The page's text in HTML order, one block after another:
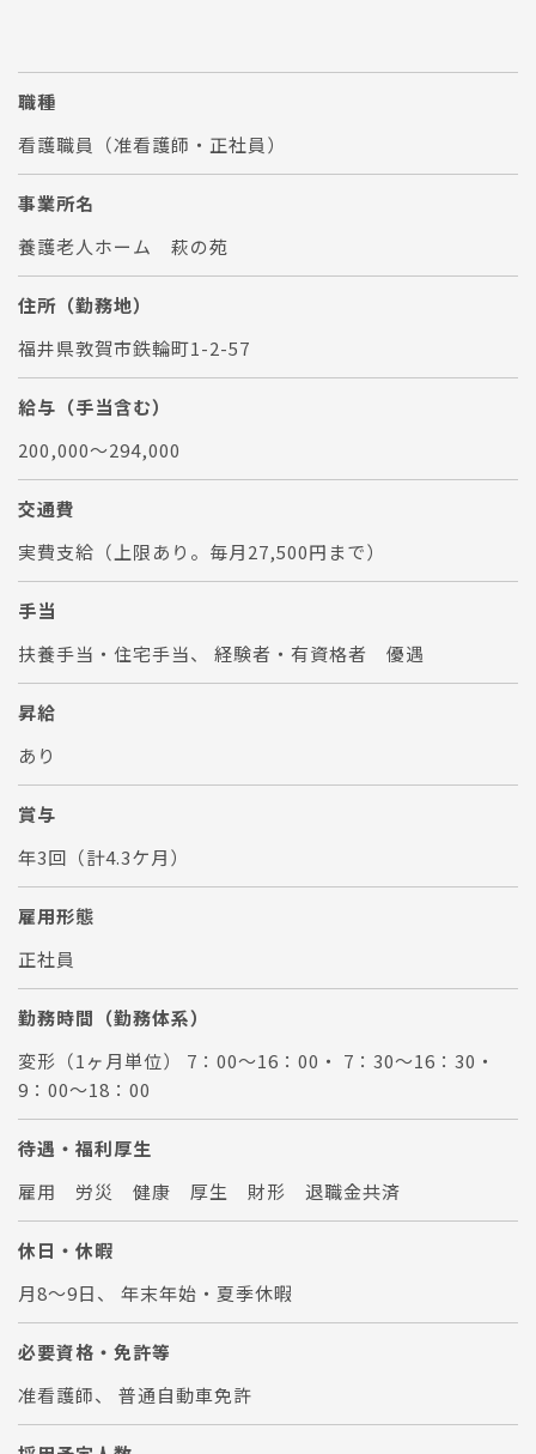
職種
看護職員（准看護師・正社員）
事業所名
養護老人ホーム 萩の苑
住所（勤務地）
福井県敦賀市鉄輪町1-2-57
給与（手当含む）
200,000～294,000
交通費
実費支給（上限あり。毎月27,500円まで）
手当
扶養手当・住宅手当、 経験者・有資格者 優遇
昇給
あり
賞与
年3回（計4.3ケ月）
雇用形態
正社員
勤務時間（勤務体系）
変形（1ヶ月単位） 7：00～16：00・ 7：30～16：30・
9：00～18：00
待遇・福利厚生
雇用 労災 健康 厚生 財形 退職金共済
休日・休暇
月8～9日、 年末年始・夏季休暇
必要資格・免許等
准看護師、 普通自動車免許